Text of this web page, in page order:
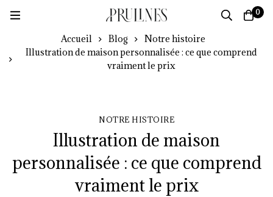
0
Accueil Blog
Notre histoire
Illustration de maison personnalisée : ce que comprend
vraiment le prix
NOTRE HISTOIRE
Illustration de maison
personnalisée : ce que comprend
vraiment le prix